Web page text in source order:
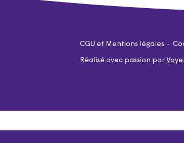
CGU et Mentions légales
Réalisé avec passion par